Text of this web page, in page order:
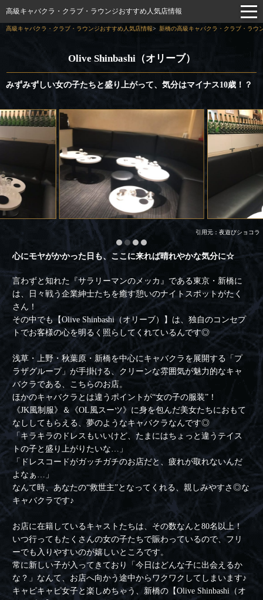
高級キャバクラ・クラブ・ラウンジおすすめ人気店情報
高級キャバクラ・クラブ・ラウンジおすすめ人気店情報 新橋の高級キャバクラ・クラブ・ラウ
Olive Shinbashi（オリーブ）
みずみずしい女の子たちと盛り上がって、気分はマイナス10歳！？
引用元：夜遊びショコラ
心にモヤがかかった日も、ここに来れば晴れやかな気分に☆
言わずと知れた『サラリーマンのメッカ』である東京・新橋に
は、日々戦う企業紳士たちを癒す憩いのナイトスポットがたく
さん！
その中でも【Olive Shinbashi（オリーブ）】は、独自のコンセプ
トでお客様の心を明るく照らしてくれているんです◎
浅草・上野・秋葉原・新橋を中心にキャバクラを展開する「プ
ラザグループ」が手掛ける、クリーンな雰囲気が魅力的なキャ
バクラである、こちらのお店。
ほかのキャバクラとは違うポイントが“女の子の服装”！
《JK風制服》＆《OL風スーツ》に身を包んだ美女たちにおもて
なししてもらえる、夢のようなキャバクラなんです◎
「キラキラのドレスもいいけど、たまにはちょっと違うテイス
トの子と盛り上がりたいな…」
「ドレスコードがガッチガチのお店だと、疲れが取れないんだ
よなぁ…」
なんて時、あなたの“救世主”となってくれる、親しみやすさ◎な
キャバクラです♪
お店に在籍しているキャストたちは、その数なんと80名以上！
いつ行ってもたくさんの女の子たちで賑わっているので、フリ
ーでも入りやすいのが嬉しいところです。
常に新しい子が入ってきており「今日はどんな子に出会えるか
な？」なんて、お店へ向かう途中からワクワクしてしまいます♪
キャピキャピ女子と楽しめちゃう、新橋の【Olive Shinbashi（オ